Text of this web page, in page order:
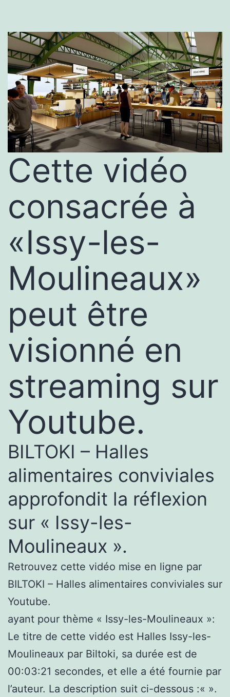
Cette vidéo
consacrée à
«Issy-les-
Moulineaux»
peut être
visionné en
streaming sur
Youtube.
BILTOKI – Halles
alimentaires conviviales
approfondit la réflexion
sur « Issy-les-
Moulineaux ».
Retrouvez cette vidéo mise en ligne par
BILTOKI – Halles alimentaires conviviales sur
Youtube.
ayant pour thème « Issy-les-Moulineaux »:
Le titre de cette vidéo est Halles Issy-les-
Moulineaux par Biltoki, sa durée est de
00:03:21 secondes, et elle a été fournie par
l’auteur. La description suit ci-dessous :« ».